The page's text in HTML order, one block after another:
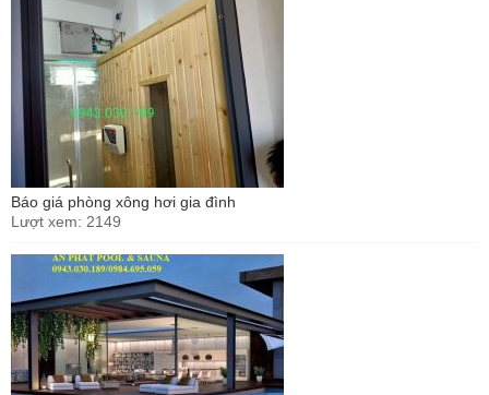
Báo giá phòng xông hơi gia đình
Lượt xem: 2149